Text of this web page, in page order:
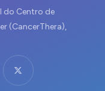
do Centro de
(CancerThera),